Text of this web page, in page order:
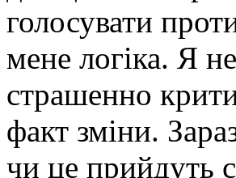
голосувати
мене логіка. Я не
страшенно
факт зміни.
чи це прийдуть